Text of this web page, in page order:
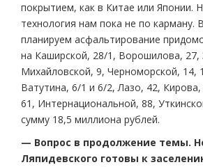
покрытием, как в Китае или Японии.
технология нам пока не по карману.
планируем асфальтирование
на Каширской, 28/1, Ворошилова, 27,
Михайловской, 9, Черноморской, 14,
Ватутина, 6/1 и 6/2, Лазо, 42,
61, Интернациональной, 88,
сумму 18,5 миллиона рублей.
— Вопрос в продолжение темы.
Ляпидевского готовы к